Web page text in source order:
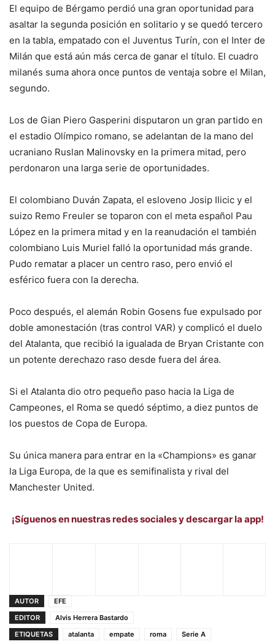
El equipo de Bérgamo perdió una gran oportunidad para
asaltar la segunda posición en solitario y se quedó tercero
en la tabla, empatado con el Juventus Turín, con el Inter de
Milán que está aún más cerca de ganar el título. El cuadro
milanés suma ahora once puntos de ventaja sobre el Milan,
segundo.
Los de Gian Piero Gasperini disputaron un gran partido en
el estadio Olímpico romano, se adelantan de la mano del
ucraniano Ruslan Malinovsky en la primera mitad, pero
perdonaron una larga serie de oportunidades.
El colombiano Duván Zapata, el esloveno Josip Ilicic y el
suizo Remo Freuler se toparon con el meta español Pau
López en la primera mitad y en la reanudación el también
colombiano Luis Muriel falló la oportunidad más grande.
Pudo rematar a placer un centro raso, pero envió el
esférico fuera con la derecha.
Poco después, el alemán Robin Gosens fue expulsado por
doble amonestación (tras control VAR) y complicó el duelo
del Atalanta, que recibió la igualada de Bryan Cristante con
un potente derechazo raso desde fuera del área.
Si el Atalanta dio otro pequeño paso hacia la Liga de
Campeones, el Roma se quedó séptimo, a diez puntos de
los puestos de Copa de Europa.
Su única manera para entrar en la «Champions» es ganar
la Liga Europa, de la que es semifinalista y rival del
Manchester United.
¡Síguenos en nuestras redes sociales y descargar la app!
AUTOR
EFE
EDITOR
Alvis Herrera Bastardo
ETIQUETAS
atalanta empate roma Serie A